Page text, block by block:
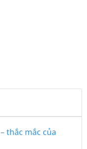
thắc mắc của